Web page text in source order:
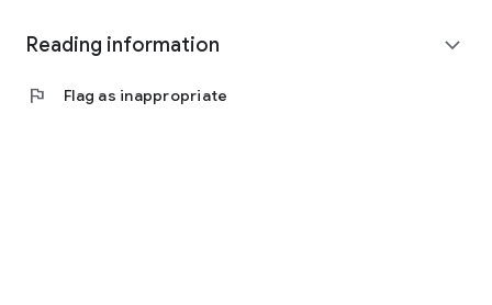
Reading information expand_more
flag Flag as inappropriate